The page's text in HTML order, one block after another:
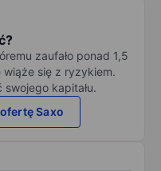
zaufało ponad 1,5
wiąże się z ryzykiem.
kapitału.
Saxo